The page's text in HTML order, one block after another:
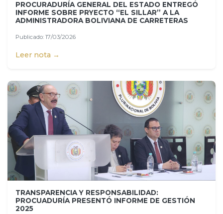
PROCURADURÍA GENERAL DEL ESTADO ENTREGÓ
INFORME SOBRE PRYECTO “EL SILLAR” A LA
ADMINISTRADORA BOLIVIANA DE CARRETERAS
Publicado: 17/03/2026
Leer nota →
TRANSPARENCIA Y RESPONSABILIDAD:
PROCUADURÍA PRESENTÓ INFORME DE GESTIÓN
2025